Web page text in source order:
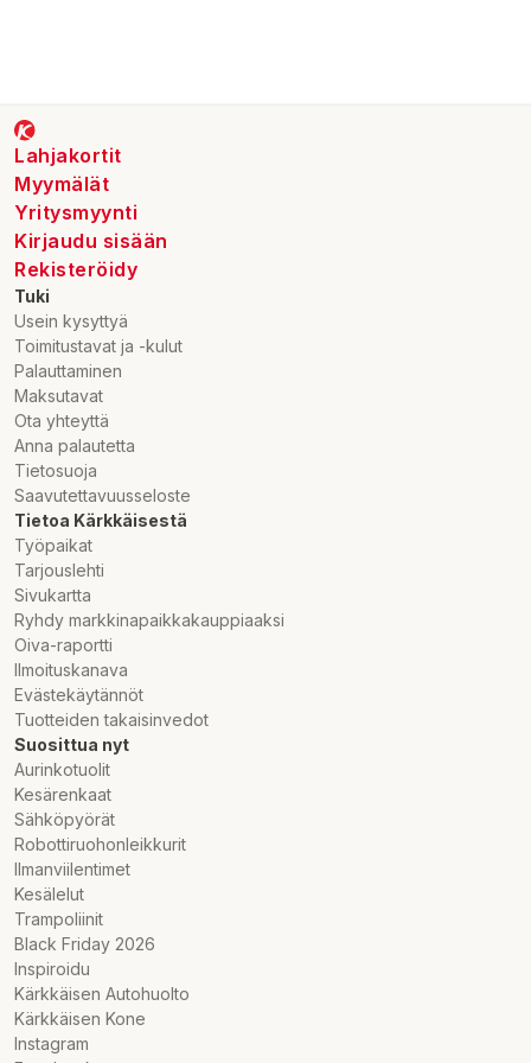
Lahjakortit
Myymälät
Yritysmyynti
Kirjaudu sisään
Rekisteröidy
Tuki
Usein kysyttyä
Toimitustavat ja -kulut
Palauttaminen
Maksutavat
Ota yhteyttä
Anna palautetta
Tietosuoja
Saavutettavuusseloste
Tietoa Kärkkäisestä
Työpaikat
Tarjouslehti
Sivukartta
Ryhdy markkinapaikkakauppiaaksi
Oiva-raportti
Ilmoituskanava
Evästekäytännöt
Tuotteiden takaisinvedot
Suosittua nyt
Aurinkotuolit
Kesärenkaat
Sähköpyörät
Robottiruohonleikkurit
Ilmanviilentimet
Kesälelut
Trampoliinit
Black Friday 2026
Inspiroidu
Kärkkäisen Autohuolto
Kärkkäisen Kone
Instagram